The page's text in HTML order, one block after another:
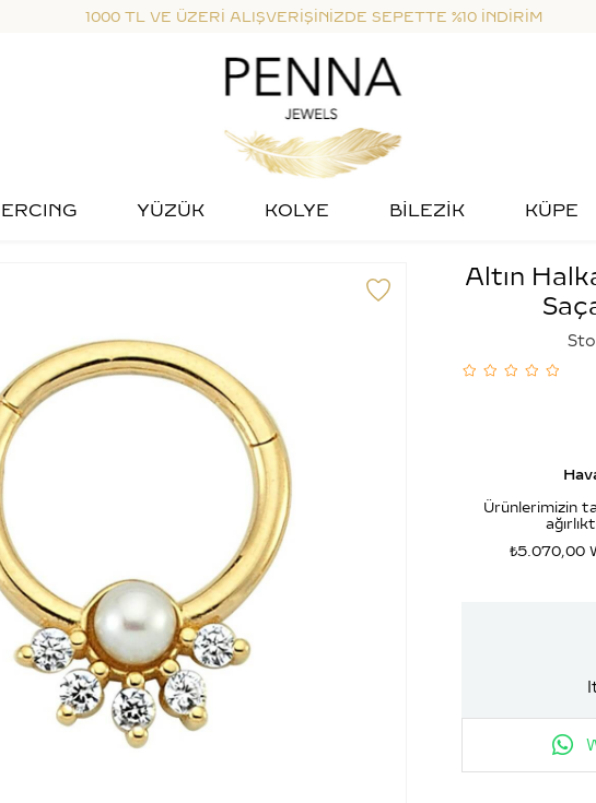
1000 TL VE ÜZERİ ALIŞVERİŞİNİZDE SEPETTE %10 İNDİRİM
YÜZÜK KOLYE BİLEZİK KÜPE
Altın
Ürünlerimizin
₺5.070,00